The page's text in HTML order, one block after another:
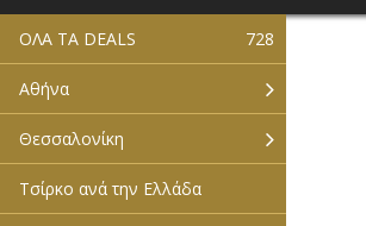
ΟΛΑ ΤΑ DEALS 728
Αθήνα
Θεσσαλονίκη
Τσίρκο ανά την Ελλάδα